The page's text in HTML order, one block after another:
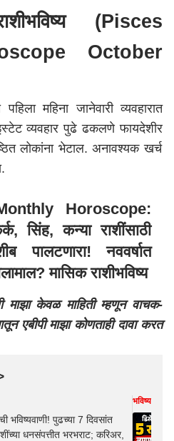
(Pisces
October
पहिला महिनाजानेवारीव्यवहारात
व्यवहार पुढे ढकलणेफायदेशीर
लोकांना भेटाल. अनावश्यक खर्च
Horoscope:
सिंह, कन्या राशींसाठी
पालटणारा! नववर्षात
मासिक राशीभविष्य
माझा केवळ माहिती म्हणून वाचक-
एबीपी माझा कोणताही दावा करत
भविष्यवाणी! पुढच्या 7 दिवसांत
धनसंपत्तीत भरभराट; करिअर,
भविष्य